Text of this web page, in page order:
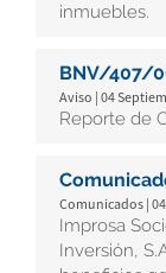
inmuebles.
BNV/407/
Aviso | 04
Reporte de
Comunicados |
Improsa
Inversión,